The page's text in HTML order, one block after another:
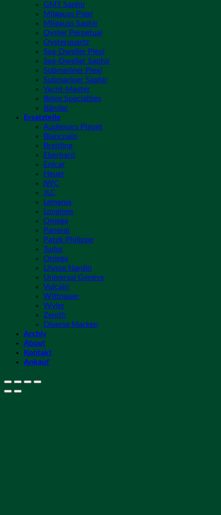
GMT Saphir
Milgauss Plexi
Milgauss Saphir
Oyster Perpetual
Oysterquartz
Sea-Dweller Plexi
Sea-Dweller Saphir
Submariner Plexi
Submariner Saphir
Yacht-Master
Rolex Specialties
Bänder
Ersatzteile
Audemars Piguet
Blancpain
Breitling
Eberhard
Enicar
Heuer
IWC
JLC
Lemania
Longines
Omega
Panerai
Patek Philippe
Tudor
Omega
Ulysse Nardin
Universal Geneve
Vulcain
Wittnauer
Wyler
Zenith
Diverse Marken
Archiv
About
Kontakt
Ankauf